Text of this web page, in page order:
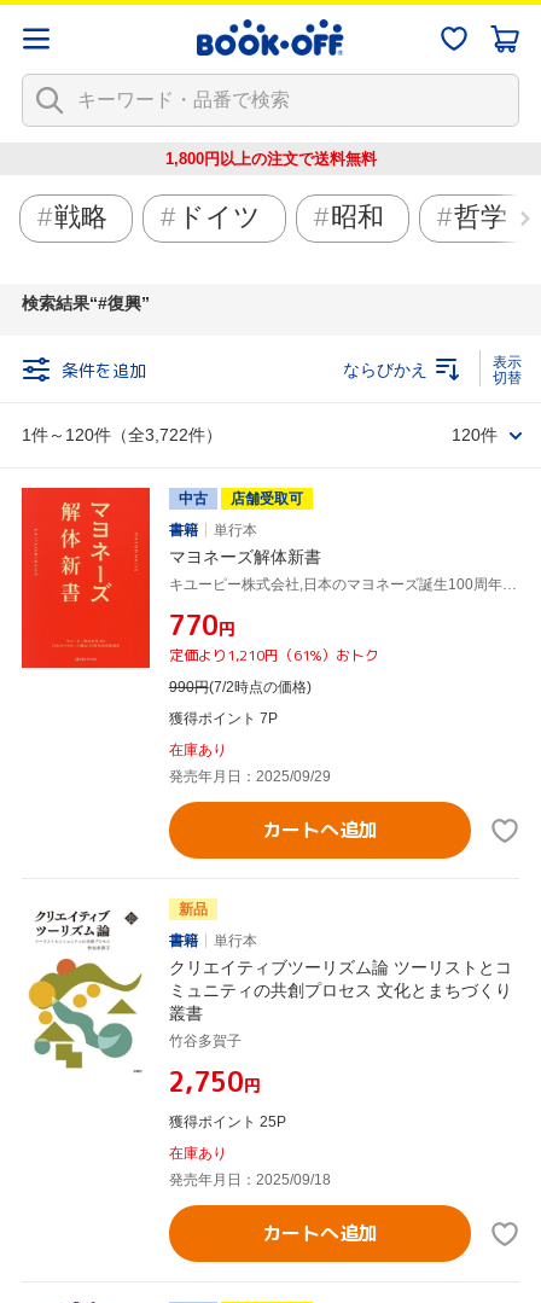
1,800円以上の注文で送料無料
戦略 ドイツ 昭和 哲学
検索結果 #復興
条件を追加
1件～120件（全3,722件）
ならびかえ
120件
中古
店舗受取可
書籍
単行本
マヨネーズ解体新書
キユーピー株式会社,日本のマヨネーズ誕生100周年記念委員会
¥770円
定価より1,210円（61%）おトク
990円(7/2時点の価格)
獲得ポイント 7P
在庫あり
発売年月日：2025/09/29
カートへ追加
新品
書籍
単行本
クリエイティブツーリズム論 ツーリストとコ
ミュニティの共創プロセス 文化とまちづくり
叢書
竹谷多賀子
¥2,750円
獲得ポイント 25P
在庫あり
発売年月日：2025/09/18
カートへ追加